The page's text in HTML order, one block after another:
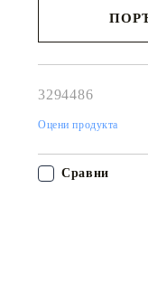
3294486
Оцени продукта
Сравни